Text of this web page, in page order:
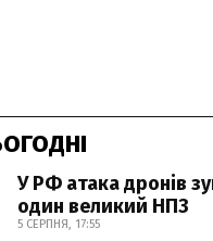
У РФ атака дронів
один великий НПЗ
5 СЕРПНЯ, 17:55